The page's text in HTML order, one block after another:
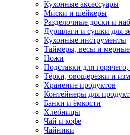
Кухонные аксессуары
Миски и шейкеры
Разделочные доски и
Дуршлаги и сушки для
Кухонные инструменты
Таймеры, весы и мерные
Ножи
Подставки для
Тёрки, овощерезки и
Хранение продуктов
Контейнеры для
Банки и ёмкости
Хлебницы
Чай и кофе
Чайники